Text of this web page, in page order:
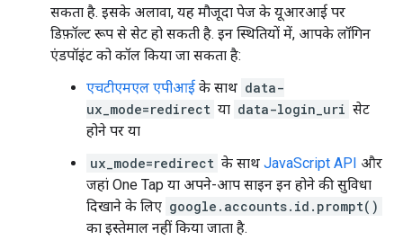
सकता है. इसके अलावा, यह मौजूदा पेज के यूआरआई पर
डिफ़ॉल्ट रूप से सेट हो सकती है. इन स्थितियों में, आपके लॉगिन
एंडपॉइंट को कॉल किया जा सकता है:
एचटीएमएल एपीआई के साथ data-
ux_mode=redirect या data-login_uri सेट
होने पर या
ux_mode=redirect के साथ JavaScript API और
जहां One Tap या अपने-आप साइन इन होने की सुविधा
दिखाने के लिए google.accounts.id.prompt()
का इस्तेमाल नहीं किया जाता है.